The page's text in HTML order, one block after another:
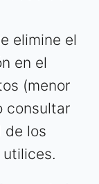
elimine el
en el
(menor
consultar
de los